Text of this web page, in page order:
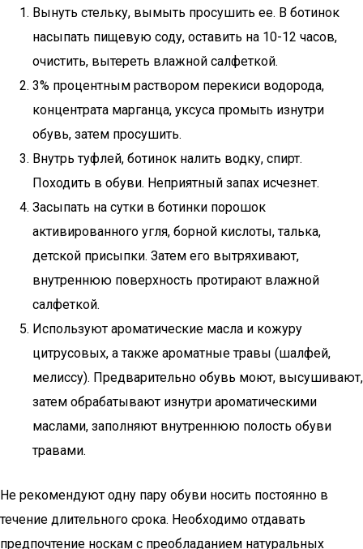
Вынуть стельку, вымыть просушить ее. В ботинок
насыпать пищевую соду, оставить на 10-12 часов,
очистить, вытереть влажной салфеткой.
3% процентным раствором перекиси водорода,
концентрата марганца, уксуса промыть изнутри
обувь, затем просушить.
Внутрь туфлей, ботинок налить водку, спирт.
Походить в обуви. Неприятный запах исчезнет.
Засыпать на сутки в ботинки порошок
активированного угля, борной кислоты, талька,
детской присыпки. Затем его вытряхивают,
внутреннюю поверхность протирают влажной
салфеткой.
Используют ароматические масла и кожуру
цитрусовых, а также ароматные травы (шалфей,
мелиссу). Предварительно обувь моют, высушивают,
затем обрабатывают изнутри ароматическими
маслами, заполняют внутреннюю полость обуви
травами.
Не рекомендуют одну пару обуви носить постоянно в
течение длительного срока. Необходимо отдавать
предпочтение носкам с преобладанием натуральных